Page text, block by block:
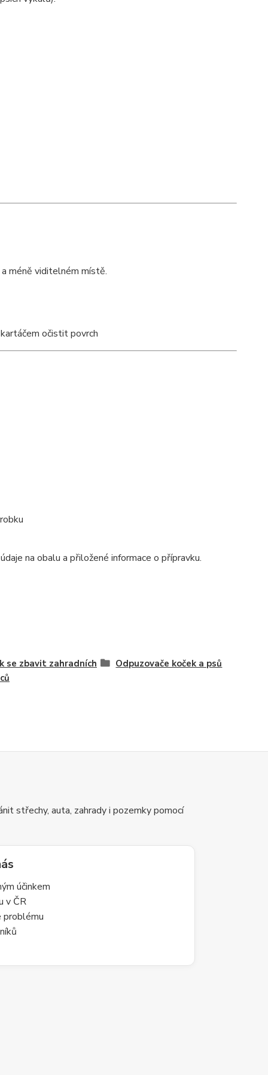
méně viditelném místě.
očistit povrch
na obalu a přiložené informace o přípravku.
se zbavit zahradních
Odpuzovače koček a psů
střechy, auta, zahrady i pozemky pomocí
účinkem
v ČR